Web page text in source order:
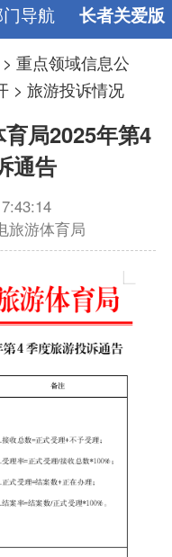
导航 长者关爱版
>重点领域信息公
>旅游投诉情况
局2025年第4
通告
旅游体育局